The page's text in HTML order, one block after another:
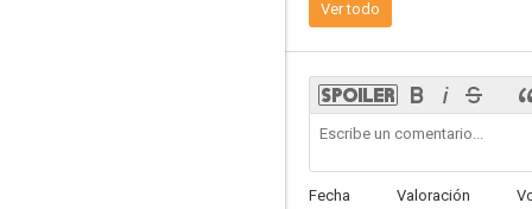
Ver todo
Fecha Valoración